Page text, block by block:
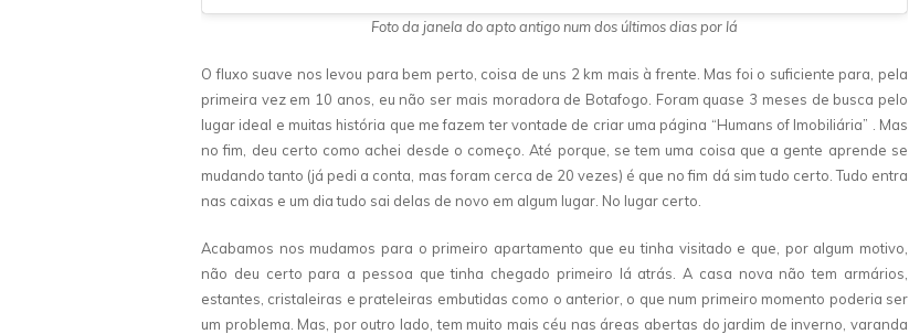
Foto da janela do apto antigo num dos últimos dias por lá
O fluxo suave nos levou para bem perto, coisa de uns 2 km mais à frente. Mas foi o suficiente para, pela
primeira vez em 10 anos, eu não ser mais moradora de Botafogo. Foram quase 3 meses de busca pelo
lugar ideal e muitas história que me fazem ter vontade de criar uma página “Humans of Imobiliária” . Mas
no fim, deu certo como achei desde o começo. Até porque, se tem uma coisa que a gente aprende se
mudando tanto (já pedi a conta, mas foram cerca de 20 vezes) é que no fim dá sim tudo certo. Tudo entra
nas caixas e um dia tudo sai delas de novo em algum lugar. No lugar certo.
Acabamos nos mudamos para o primeiro apartamento que eu tinha visitado e que, por algum motivo,
não deu certo para a pessoa que tinha chegado primeiro lá atrás. A casa nova não tem armários,
estantes, cristaleiras e prateleiras embutidas como o anterior, o que num primeiro momento poderia ser
um problema. Mas, por outro lado, tem muito mais céu nas áreas abertas do jardim de inverno, varanda